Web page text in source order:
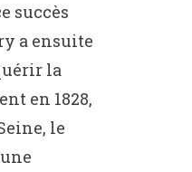
succès
a ensuite
la
en 1828,
le